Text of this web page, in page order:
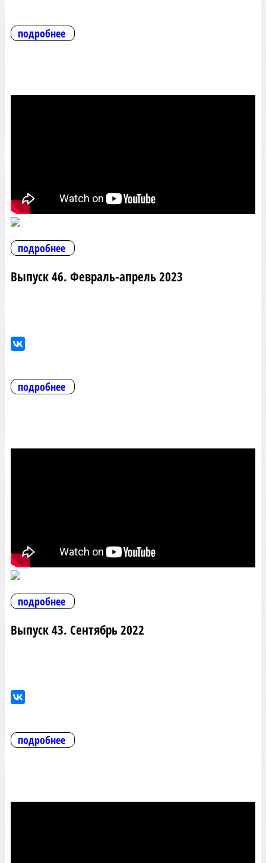
подробнее
подробнее
Выпуск 46. Февраль-апрель 2023
подробнее
подробнее
Выпуск 43. Сентябрь 2022
подробнее